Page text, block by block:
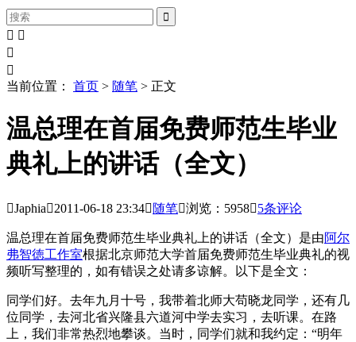

 


当前位置： 首页 > 随笔 > 正文
温总理在首届免费师范生毕业
典礼上的讲话（全文）
Japhia2011-06-18 23:34 随笔浏览：59585条评论
温总理在首届免费师范生毕业典礼上的讲话（全文）是由阿尔
弗智徳工作室根据北京师范大学首届免费师范生毕业典礼的视
频听写整理的，如有错误之处请多谅解。以下是全文：
同学们好。去年九月十号，我带着北师大苟晓龙同学，还有几
位同学，去河北省兴隆县六道河中学去实习，去听课。在路
上，我们非常热烈地攀谈。当时，同学们就和我约定：“明年